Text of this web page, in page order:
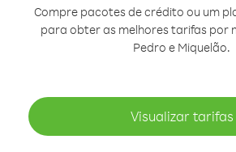
Compre pacotes de crédito ou um
para obter as melhores tarifas por
Pedro e Miquelão.
Visualizar tarifas